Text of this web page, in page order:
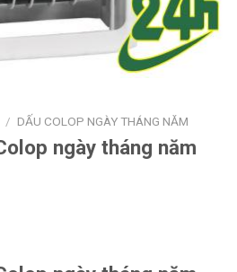
/ DẤU COLOP NGÀY THÁNG NĂM
ngày tháng năm